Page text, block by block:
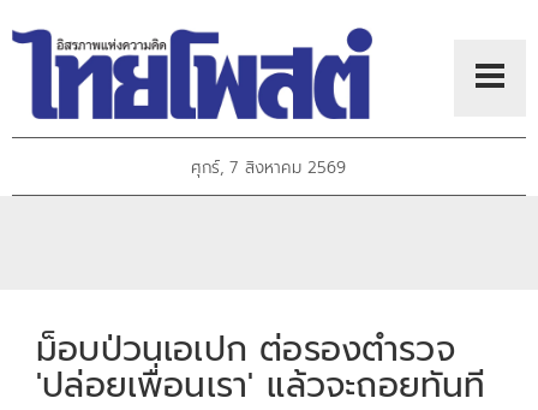
ศุกร์, 7 สิงหาคม 2569
ม็อบป่วนเอเปก ต่อรองตำรวจ
'ปล่อยเพื่อนเรา' แล้วจะถอยทันที